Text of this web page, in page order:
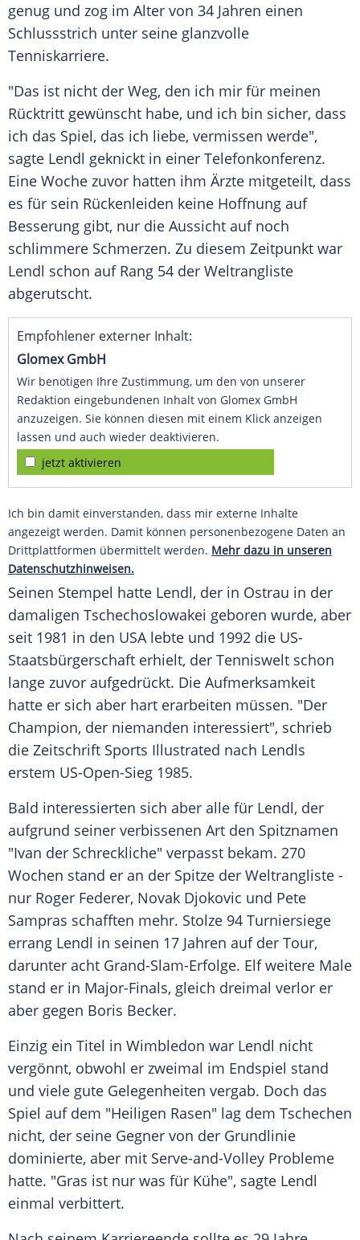
genug und zog im Alter von 34 Jahren einen
Schlussstrich unter seine glanzvolle
Tenniskarriere.
"Das ist nicht der Weg, den ich mir für meinen
Rücktritt gewünscht habe, und ich bin sicher, dass
ich das Spiel, das ich liebe, vermissen werde",
sagte Lendl geknickt in einer Telefonkonferenz.
Eine Woche zuvor hatten ihm Ärzte mitgeteilt, dass
es für sein Rückenleiden keine Hoffnung auf
Besserung gibt, nur die Aussicht auf noch
schlimmere Schmerzen. Zu diesem Zeitpunkt war
Lendl schon auf Rang 54 der Weltrangliste
abgerutscht.
Empfohlener externer Inhalt:
Glomex GmbH
Wir benötigen Ihre Zustimmung, um den von unserer
Redaktion eingebundenen Inhalt von Glomex GmbH
anzuzeigen. Sie können diesen mit einem Klick anzeigen
lassen und auch wieder deaktivieren.
jetzt aktivieren
Ich bin damit einverstanden, dass mir externe Inhalte
angezeigt werden. Damit können personenbezogene Daten an
Drittplattformen übermittelt werden. Mehr dazu in unseren
Datenschutzhinweisen.
Seinen Stempel hatte Lendl, der in Ostrau in der
damaligen Tschechoslowakei geboren wurde, aber
seit 1981 in den USA lebte und 1992 die US-
Staatsbürgerschaft erhielt, der Tenniswelt schon
lange zuvor aufgedrückt. Die Aufmerksamkeit
hatte er sich aber hart erarbeiten müssen. "Der
Champion, der niemanden interessiert", schrieb
die Zeitschrift Sports Illustrated nach Lendls
erstem US-Open-Sieg 1985.
Bald interessierten sich aber alle für Lendl, der
aufgrund seiner verbissenen Art den Spitznamen
"Ivan der Schreckliche" verpasst bekam. 270
Wochen stand er an der Spitze der Weltrangliste -
nur Roger Federer, Novak Djokovic und Pete
Sampras schafften mehr. Stolze 94 Turniersiege
errang Lendl in seinen 17 Jahren auf der Tour,
darunter acht Grand-Slam-Erfolge. Elf weitere Male
stand er in Major-Finals, gleich dreimal verlor er
aber gegen Boris Becker.
Einzig ein Titel in Wimbledon war Lendl nicht
vergönnt, obwohl er zweimal im Endspiel stand
und viele gute Gelegenheiten vergab. Doch das
Spiel auf dem "Heiligen Rasen" lag dem Tschechen
nicht, der seine Gegner von der Grundlinie
dominierte, aber mit Serve-and-Volley Probleme
hatte. "Gras ist nur was für Kühe", sagte Lendl
einmal verbittert.